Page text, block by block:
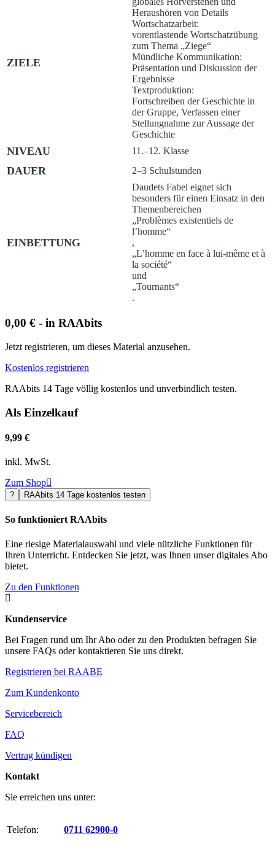
ZIELE
Heraushören von Details
Wortschatzarbeit:
vorentlastende Wortschatzübung
zum Thema „Ziege“
Mündliche Kommunikation:
Präsentation und Diskussion der
Ergebnisse
Textproduktion:
Fortschreiben der Geschichte in
der Gruppe, Verfassen einer
Stellungnahme zur Aussage der
Geschichte
NIVEAU 11.–12. Klasse
DAUER 2–3 Schulstunden
EINBETTUNG
Daudets Fabel eignet sich
besonders für einen Einsatz in den
Themenbereichen
„Problèmes existentiels de
l’homme“
,
„L’homme en face à lui-même et à
la société“
und
„Tournants“
.
0,00 € - in RAAbits
Jetzt registrieren, um dieses Material anzusehen.
Kostenlos registrieren
RAAbits 14 Tage völlig kostenlos und unverbindlich testen.
Als Einzelkauf
9,99 €
inkl. MwSt.
Zum Shop
? RAAbits 14 Tage kostenlos testen
So funktioniert RAAbits
Eine riesige Materialauswahl und viele nützliche Funktionen für
Ihren Unterricht. Entdecken Sie jetzt, was Ihnen unser digitales Abo
bietet.
Zu den Funktionen

Kundenservice
Bei Fragen rund um Ihr Abo oder zu den Produkten befragen Sie
unsere FAQs oder kontaktieren Sie uns direkt.
Registrieren bei RAABE
Zum Kundenkonto
Servicebereich
FAQ
Vertrag kündigen
Kontakt
Sie erreichen uns unter:
Telefon: 0711 62900-0